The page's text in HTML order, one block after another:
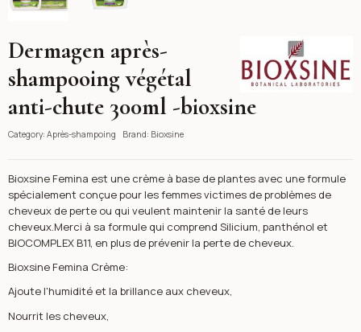
Dermagen après-
shampooing végétal
anti-chute 300ml -bioxsine
Category: Après-shampoing Brand: Bioxsine
Bioxsine Femina est une crème à base de plantes avec une formule
spécialement conçue pour les femmes victimes de problèmes de
cheveux de perte ou qui veulent maintenir la santé de leurs
cheveux.Merci à sa formule qui comprend Silicium, panthénol et
BIOCOMPLEX B11, en plus de prévenir la perte de cheveux.
Bioxsine Femina Crème:
Ajoute l'humidité et la brillance aux cheveux,
Nourrit les cheveux,